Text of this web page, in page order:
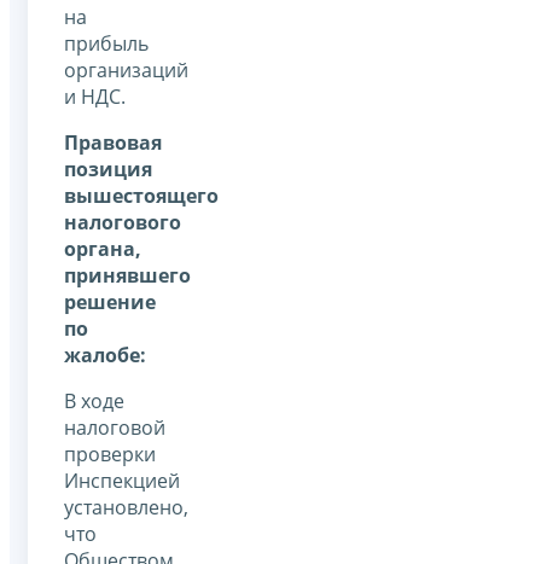
на
прибыль
организаций
и НДС.
Правовая
позиция
вышестоящего
налогового
органа,
принявшего
решение
по
жалобе:
В ходе
налоговой
проверки
Инспекцией
установлено,
что